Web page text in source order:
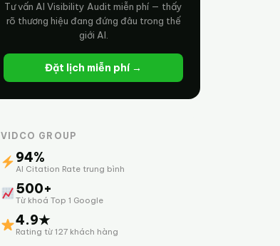
Tư vấn AI Visibility Audit miễn phí — thấy
rõ thương hiệu đang đứng đâu trong thế
giới AI.
Đặt lịch miễn phí →
VIDCO GROUP
94%
AI Citation Rate trung bình
500+
Từ khoá Top 1 Google
4.9★
Rating từ 127 khách hàng